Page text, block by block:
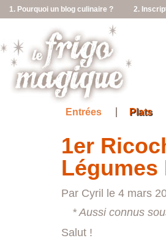
1. Pourquoi un blog culinaire ? 2.
Entrées Plats
1er
Légumes
Par Cyril le 4 mars
* Aussi connus
Salut !